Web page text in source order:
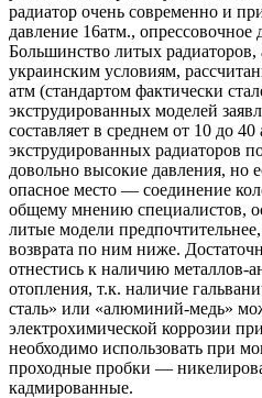
радиатор очень современно и
давление 16атм., опрессовочное
Большинство литых
украинским условиям,
атм (стандартом фактически
экструдированных моделей
составляет в среднем от 10 до
экструдированных радиаторов
довольно высокие давления, но
опасное место — соединение
общему мнению специалистов,
литые модели
возврата по ним ниже.
отнестись к наличию металлов-
отопления, т.к. наличие
сталь» или «алюминий-медь»
электрохимической коррозии
необходимо использовать при
проходные пробки —
кадмированные.